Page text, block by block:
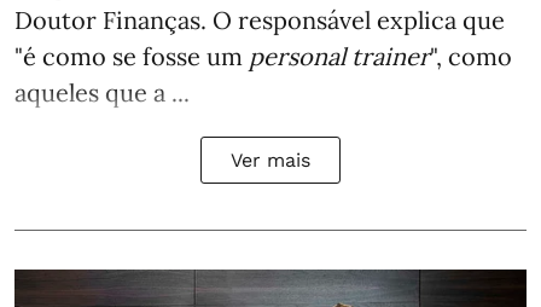
Doutor Finanças. O responsável explica que
"é como se fosse um personal trainer", como
aqueles que a ...
Ver mais